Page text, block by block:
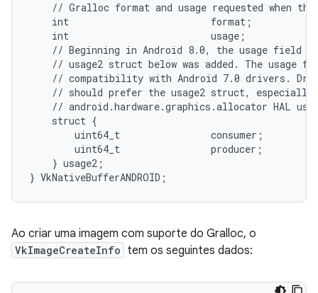
// Gralloc format and usage requested when
    int                         format;
    int                         usage;
// Beginning in Android 8.0, the usage field
// usage2 struct below was added. The usage
// compatibility with Android 7.0 drivers.
// should prefer the usage2 struct, especially
// android.hardware.graphics.allocator HAL
    struct {
        uint64_t                consumer;
        uint64_t                producer;
    } usage2;
Ao criar uma imagem com suporte do Gralloc, o
VkImageCreateInfo tem os seguintes dados: